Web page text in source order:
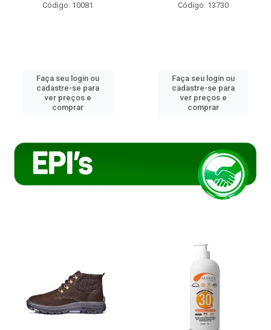
Código: 10081
Faça seu login ou
cadastre-se para
ver preços e
comprar
Código: 13730
Faça seu login ou
cadastre-se para
ver preços e
comprar